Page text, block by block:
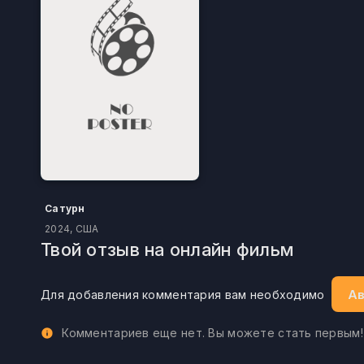
Сатурн
2024, США
Твой отзыв на онлайн фильм
Для добавления комментария вам необходимо
Комментариев еще нет. Вы можете стать первым!